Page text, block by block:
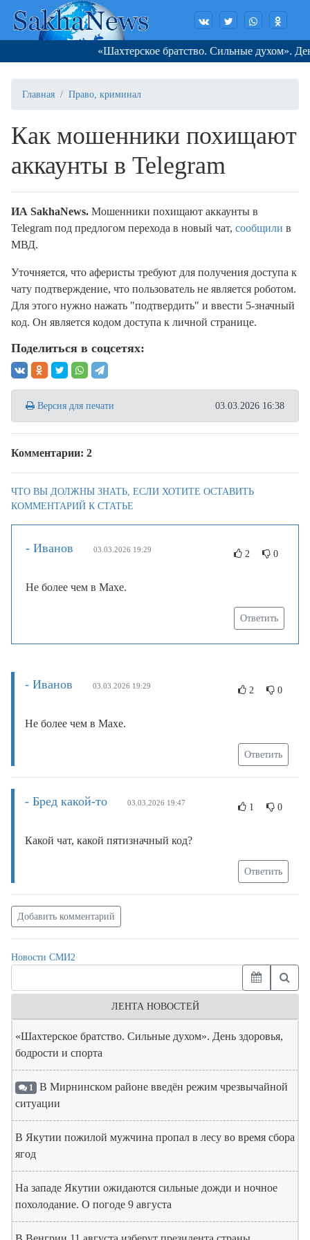
«Шахтерское братство. Сильные духом». День
Главная Право, криминал
Как мошенники похищают
аккаунты в Telegram
ИА SakhaNews. Мошенники похищают аккаунты в
Telegram под предлогом перехода в новый чат, сообщили в
МВД.
Уточняется, что аферисты требуют для получения доступа к
чату подтверждение, что пользователь не является роботом.
Для этого нужно нажать "подтвердить" и ввести 5-значный
код. Он является кодом доступа к личной странице.
Поделиться в соцсетях:
Версия для печати 03.03.2026 16:38
Комментарии: 2
ЧТО ВЫ ДОЛЖНЫ ЗНАТЬ, ЕСЛИ ХОТИТЕ ОСТАВИТЬ
КОММЕНТАРИЙ К СТАТЬЕ
- Иванов 03.03.2026 19:29 2 0
Не более чем в Махе.
Ответить
- Иванов 03.03.2026 19:29 2 0
Не более чем в Махе.
Ответить
- Бред какой-то 03.03.2026 19:47 1 0
Какой чат, какой пятизначный код?
Ответить
Добавить комментарий
Новости СМИ2
ЛЕНТА НОВОСТЕЙ
«Шахтерское братство. Сильные духом». День здоровья,
бодрости и спорта
1 В Мирнинском районе введён режим чрезвычайной
ситуации
В Якутии пожилой мужчина пропал в лесу во время сбора
ягод
На западе Якутии ожидаются сильные дожди и ночное
похолодание. О погоде 9 августа